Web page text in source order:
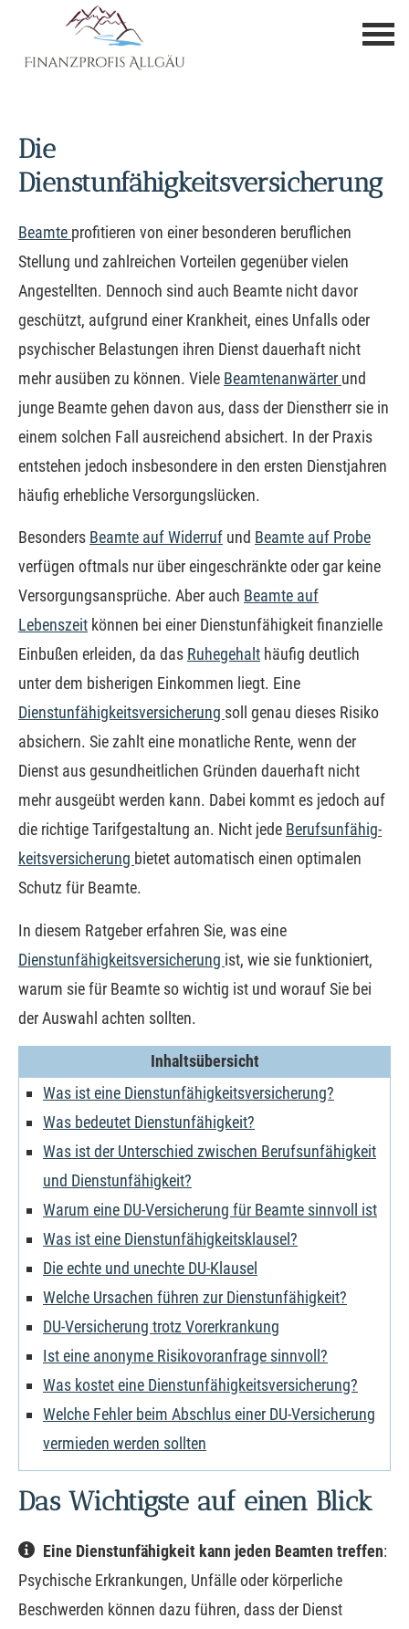
Die
Dienstunfähigkeitsversicherung
Beamte profitieren von einer besonderen beruflichen
Stellung und zahlreichen Vorteilen gegenüber vielen
Angestellten. Dennoch sind auch Beamte nicht davor
geschützt, aufgrund einer Krankheit, eines Unfalls oder
psychischer Belastungen ihren Dienst dauerhaft nicht
mehr ausüben zu können. Viele Beamtenanwärter und
junge Beamte gehen davon aus, dass der Dienstherr sie in
einem solchen Fall ausreichend absichert. In der Praxis
entstehen jedoch insbesondere in den ersten Dienstjahren
häufig erhebliche Versorgungslücken.
Besonders Beamte auf Widerruf und Beamte auf Probe
verfügen oftmals nur über eingeschränkte oder gar keine
Versorgungsansprüche. Aber auch Beamte auf
Lebenszeit können bei einer Dienstunfähigkeit finanzielle
Einbußen erleiden, da das Ruhegehalt häufig deutlich
unter dem bisherigen Einkommen liegt. Eine
Dienstunfähigkeitsversicherung soll genau dieses Risiko
absichern. Sie zahlt eine monatliche Rente, wenn der
Dienst aus gesundheitlichen Gründen dauerhaft nicht
mehr ausgeübt werden kann. Dabei kommt es jedoch auf
die richtige Tarifgestaltung an. Nicht jede Berufs­unfähig­
keitsversicherung bietet automatisch einen optimalen
Schutz für Beamte.
In diesem Ratgeber erfahren Sie, was eine
Dienstunfähigkeitsversicherung ist, wie sie funktioniert,
warum sie für Beamte so wichtig ist und worauf Sie bei
der Auswahl achten sollten.
Inhaltsübersicht
Was ist eine Dienstunfähigkeitsversicherung?
Was bedeutet Dienstunfähigkeit?
Was ist der Unterschied zwischen Berufs­unfähig­keit
und Dienstunfähigkeit?
Warum eine DU-Versicherung für Beamte sinnvoll ist
Was ist eine Dienstunfähigkeitsklausel?
Die echte und unechte DU-Klausel
Welche Ursachen führen zur Dienstunfähigkeit?
DU-Versicherung trotz Vorerkrankung
Ist eine anonyme Risikovoranfrage sinnvoll?
Was kostet eine Dienstunfähigkeitsversicherung?
Welche Fehler beim Abschlus einer DU-Versicherung
vermieden werden sollten
Das Wichtigste auf einen Blick
Eine Dienstunfähigkeit kann jeden Beamten treffen:
Psychische Erkrankungen, Unfälle oder körperliche
Beschwerden können dazu führen, dass der Dienst